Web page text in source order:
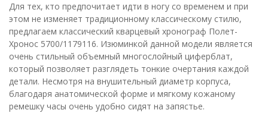
Для тех, кто предпочитает идти в ногу со временем и при
этом не изменяет традиционному классическому стилю,
предлагаем классический кварцевый хронограф Полет-
Хронос 5700/1179116. Изюминкой данной модели является
очень стильный объемный многослойный циферблат,
который позволяет разглядеть тонкие очертания каждой
детали. Несмотря на внушительный диаметр корпуса,
благодаря анатомической форме и мягкому кожаному
ремешку часы очень удобно сидят на запястье.